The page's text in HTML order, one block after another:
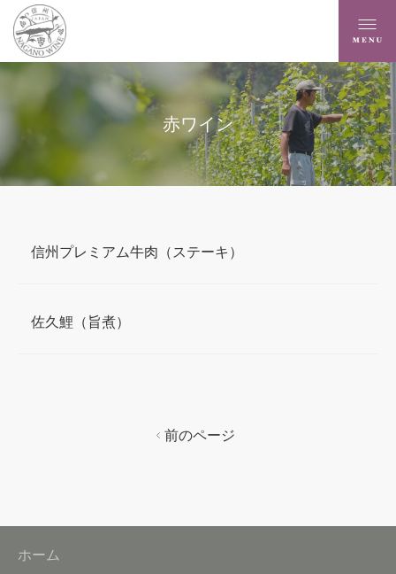
赤ワイン
信州プレミアム牛肉（ステーキ）
佐久鯉（旨煮）
前のページ
ホーム